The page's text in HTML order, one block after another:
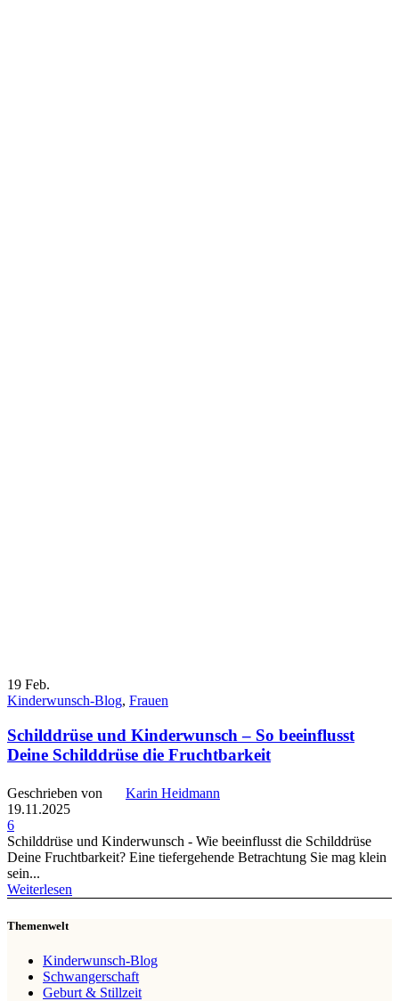
19 Feb.
Kinderwunsch-Blog, Frauen
Schilddrüse und Kinderwunsch – So beeinflusst
Deine Schilddrüse die Fruchtbarkeit
Geschrieben von
Karin Heidmann
19.11.2025
6
Schilddrüse und Kinderwunsch - Wie beeinflusst die Schilddrüse
Deine Fruchtbarkeit? Eine tiefergehende Betrachtung Sie mag klein
sein...
Weiterlesen
Themenwelt
Kinderwunsch-Blog
Schwangerschaft
Geburt & Stillzeit